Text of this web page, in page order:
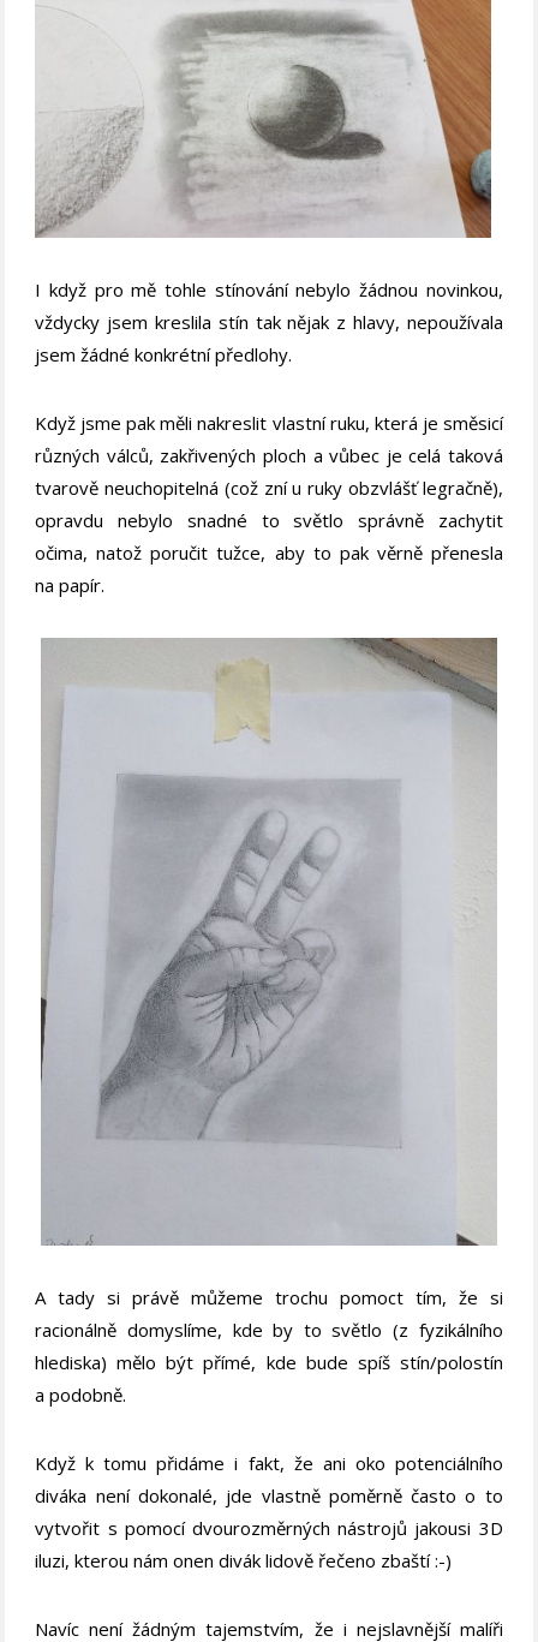
I když pro mě tohle stínování nebylo žádnou novinkou,
vždycky jsem kreslila stín tak nějak z hlavy, nepoužívala
jsem žádné konkrétní předlohy.
Když jsme pak měli nakreslit vlastní ruku, která je směsicí
různých válců, zakřivených ploch a vůbec je celá taková
tvarově neuchopitelná (což zní u ruky obzvlášť legračně),
opravdu nebylo snadné to světlo správně zachytit
očima, natož poručit tužce, aby to pak věrně přenesla
na papír.
A tady si právě můžeme trochu pomoct tím, že si
racionálně domyslíme, kde by to světlo (z fyzikálního
hlediska) mělo být přímé, kde bude spíš stín/polostín
a podobně.
Když k tomu přidáme i fakt, že ani oko potenciálního
diváka není dokonalé, jde vlastně poměrně často o to
vytvořit s pomocí dvourozměrných nástrojů jakousi 3D
iluzi, kterou nám onen divák lidově řečeno zbaští :-)
Navíc není žádným tajemstvím, že i nejslavnější malíři